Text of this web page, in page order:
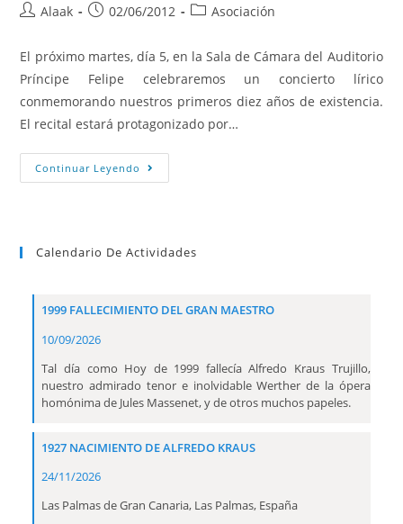
Alaak 02/06/2012 Asociación
El próximo martes, día 5, en la Sala de Cámara del Auditorio
Príncipe Felipe celebraremos un concierto lírico
conmemorando nuestros primeros diez años de existencia.
El recital estará protagonizado por…
Continuar Leyendo
Calendario De Actividades
1999 FALLECIMIENTO DEL GRAN MAESTRO
10/09/2026
Tal día como Hoy de 1999 fallecía Alfredo Kraus Trujillo,
nuestro admirado tenor e inolvidable Werther de la ópera
homónima de Jules Massenet, y de otros muchos papeles.
1927 NACIMIENTO DE ALFREDO KRAUS
24/11/2026
Las Palmas de Gran Canaria, Las Palmas, España